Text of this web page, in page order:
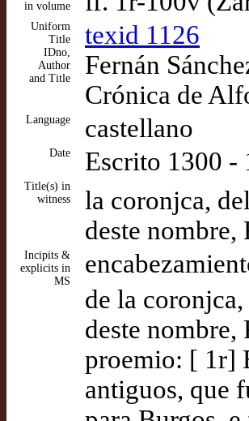
in volume
Uniform
Title
IDno,
Author
and Title
texid 1126
Fernán
Crónica de
Language castellano
Date Escrito 1300 -
Title(s) in
witness
la coronjca,
deste
Incipits &
explicits in
MS
de la
deste nombre,
proemio: [ 1r]
antiguos, que